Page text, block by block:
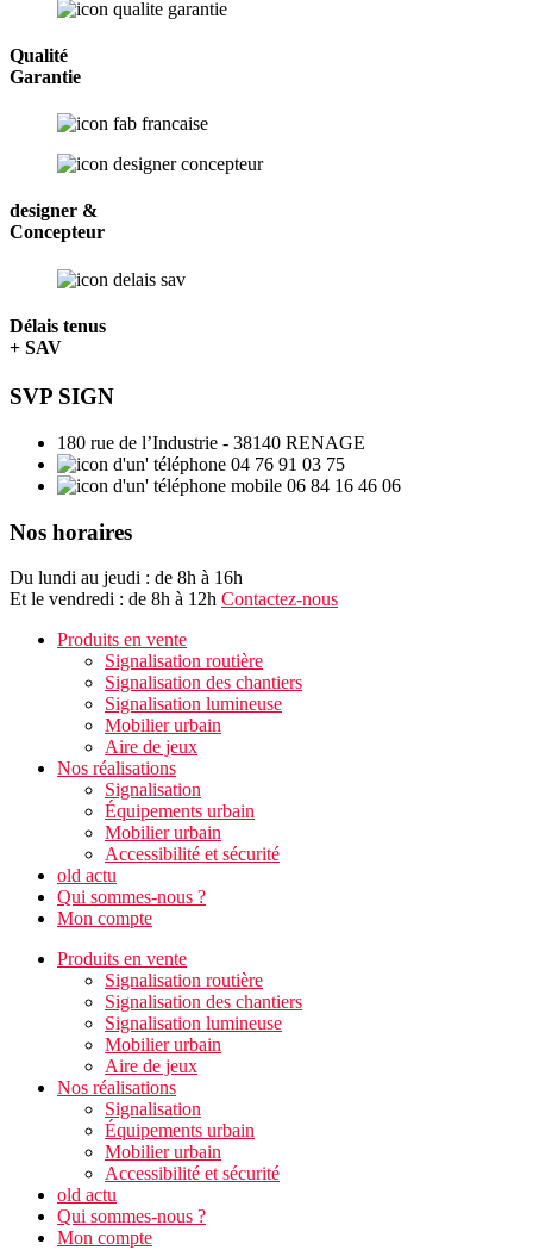
Qualité
Garantie
designer &
Concepteur
Délais tenus
+ SAV
SVP SIGN
180 rue de l’Industrie - 38140 RENAGE
04 76 91 03 75
06 84 16 46 06
Nos horaires
Du lundi au jeudi : de 8h à 16h
Et le vendredi : de 8h à 12h Contactez-nous
Produits en vente
Signalisation routière
Signalisation des chantiers
Signalisation lumineuse
Mobilier urbain
Aire de jeux
Nos réalisations
Signalisation
Équipements urbain
Mobilier urbain
Accessibilité et sécurité
old actu
Qui sommes-nous ?
Mon compte
Produits en vente
Signalisation routière
Signalisation des chantiers
Signalisation lumineuse
Mobilier urbain
Aire de jeux
Nos réalisations
Signalisation
Équipements urbain
Mobilier urbain
Accessibilité et sécurité
old actu
Qui sommes-nous ?
Mon compte